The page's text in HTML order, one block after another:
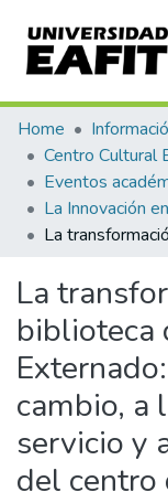
Communities &
All of DSpace
Statistics
Home
Centro Cultural
La
biblioteca
cambio, a
servicio y
del centro